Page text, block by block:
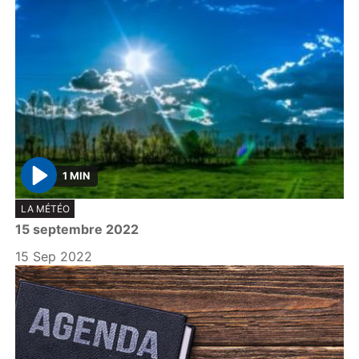
P
l
a
y
1 MIN
LA MÉTÉO
15 septembre 2022
15 Sep 2022